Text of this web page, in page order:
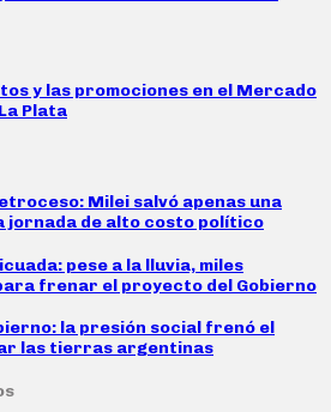
y las promociones en el Mercado
Plata
Milei salvó apenas una
jornada de alto costo político
pese a la lluvia, miles
frenar el proyecto del Gobierno
la presión social frenó el
las tierras argentinas